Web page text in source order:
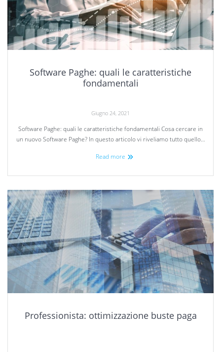
Software Paghe: quali le caratteristiche
fondamentali
Giugno 24, 2021
Software Paghe: quali le caratteristiche fondamentali Cosa cercare in
un nuovo Software Paghe? In questo articolo vi riveliamo tutto quello…
Read more
Professionista: ottimizzazione buste paga